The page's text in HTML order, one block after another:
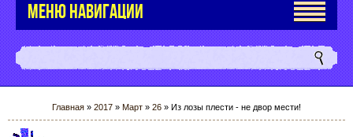
МЕНЮ НАВИГАЦИИ
Главная » 2017 » Март » 26 » Из лозы плести - не двор мести!